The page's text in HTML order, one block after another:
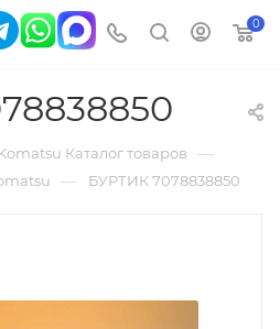
0
Каталог товаров —
— БУРТИК 7078838850